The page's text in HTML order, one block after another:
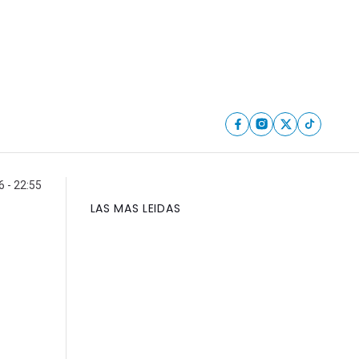
- 22:55
LAS MAS LEIDAS